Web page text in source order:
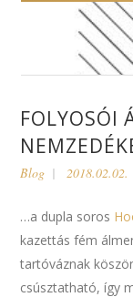
FOLYOSÓI
Blog 2018.02.02.
…a dupla soros
kazettás fém
tartóváznak
csúsztatható, így